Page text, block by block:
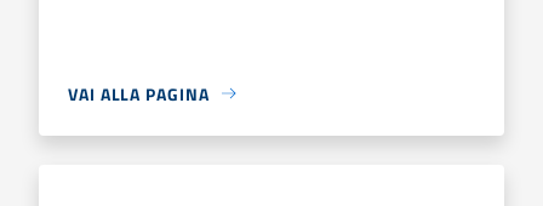
VAI ALLA PAGINA